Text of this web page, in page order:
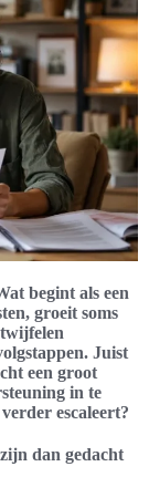
begint als een
groeit soms
Juist
een groot
in te
escaleert?
dan gedacht